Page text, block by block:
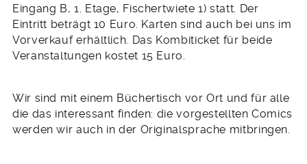
Eingang B, 1. Etage, Fischertwiete 1) statt. Der
Eintritt beträgt 10 Euro. Karten sind auch bei uns im
Vorverkauf erhältlich. Das Kombiticket für beide
Veranstaltungen kostet 15 Euro.
Wir sind mit einem Büchertisch vor Ort und für alle
die das interessant finden: die vorgestellten Comics
werden wir auch in der Originalsprache mitbringen.